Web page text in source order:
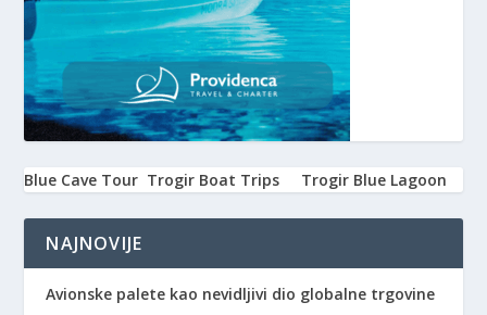
Blue Cave Tour Trogir Boat Trips Trogir Blue Lagoon
NAJNOVIJE
Avionske palete kao nevidljivi dio globalne trgovine